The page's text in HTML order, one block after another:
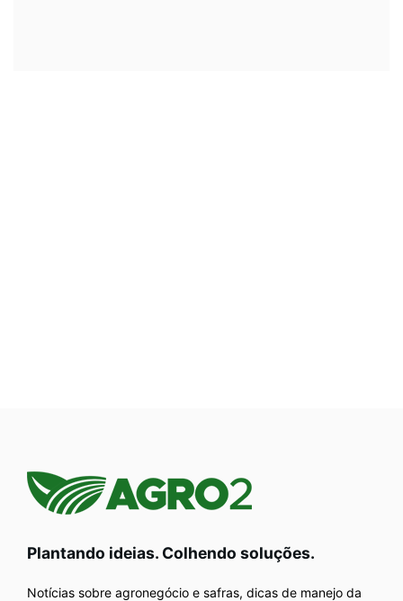
Plantando ideias. Colhendo soluções.
Notícias sobre agronegócio e safras, dicas de manejo da